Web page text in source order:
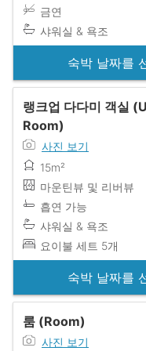
금연
샤워실 & 욕조
숙박 날짜를
랭크업 다다미 객실
Room)
사진 보기
15m²
마운틴뷰 및 리버뷰
흡연 가능
샤워실 & 욕조
요이불 세트 5개
숙박 날짜를
룸 (Room)
사진 보기